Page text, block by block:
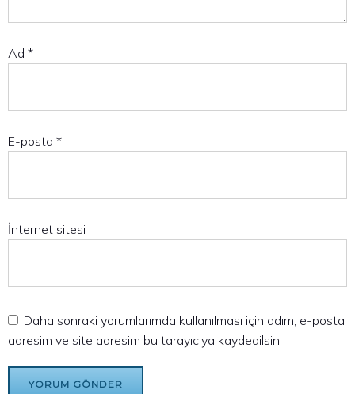
Ad *
E-posta *
İnternet sitesi
Daha sonraki yorumlarımda kullanılması için adım, e-posta
adresim ve site adresim bu tarayıcıya kaydedilsin.